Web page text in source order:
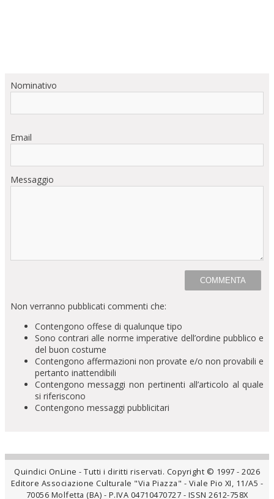
Nominativo
Email
Messaggio
Non verranno pubblicati commenti che:
Contengono offese di qualunque tipo
Sono contrari alle norme imperative dell’ordine pubblico e
del buon costume
Contengono affermazioni non provate e/o non provabili e
pertanto inattendibili
Contengono messaggi non pertinenti all’articolo al quale
si riferiscono
Contengono messaggi pubblicitari
Quindici OnLine - Tutti i diritti riservati. Copyright © 1997 - 2026
Editore Associazione Culturale "Via Piazza" - Viale Pio XI, 11/A5 -
70056 Molfetta (BA) - P.IVA 04710470727 - ISSN 2612-758X